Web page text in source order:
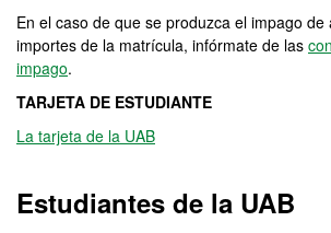
En el caso de que se produzca el impago de
importes de la matrícula, infórmate de las
impago.
TARJETA DE ESTUDIANTE
La tarjeta de la UAB
Estudiantes de la UAB